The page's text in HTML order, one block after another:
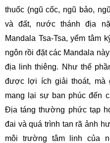
thuốc (ngũ cốc, ngũ bảo,
và đất, nước thánh địa
Mandala Tsa-Tsa, yểm tâm
ngôn rồi đặt các Mandala
địa linh thiêng. Như thế
được lợi ích giải thoát, mà
mang lại sự ban phúc đến
Địa táng thường phức tạp
đai và quá trình tan rã ảnh
môi trường tâm linh của